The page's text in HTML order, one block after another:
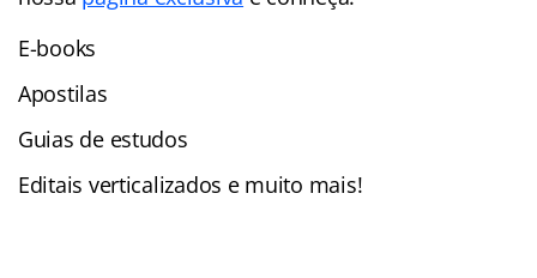
E-books
Apostilas
Guias de estudos
Editais verticalizados e muito mais!